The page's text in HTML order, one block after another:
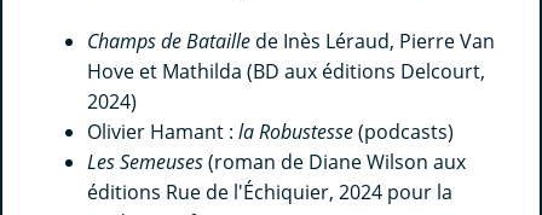
Champs de Bataille de Inès Léraud, Pierre Van
Hove et Mathilda (BD aux éditions Delcourt,
2024)
Olivier Hamant : la Robustesse(podcasts)
Les Semeuses(roman de Diane Wilson aux
éditions Rue de l'Échiquier, 2024 pour la